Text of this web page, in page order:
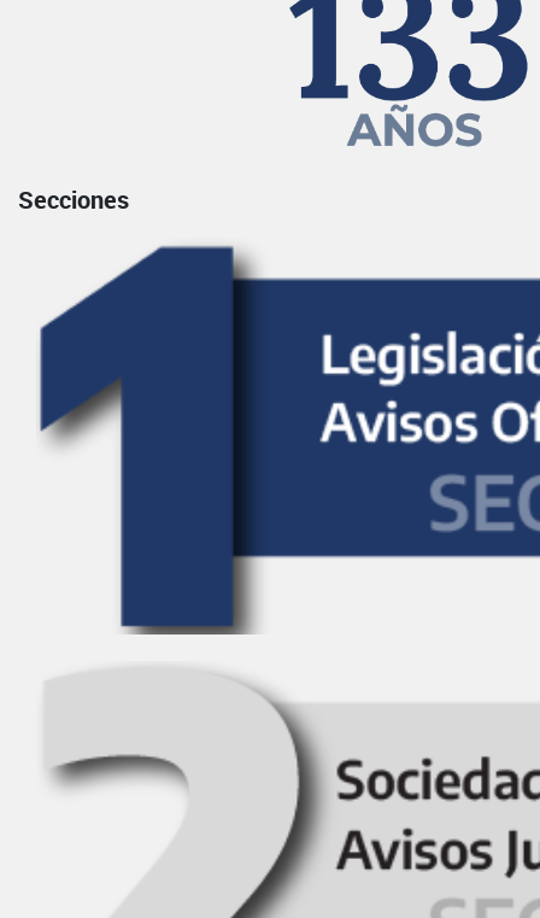
Secciones